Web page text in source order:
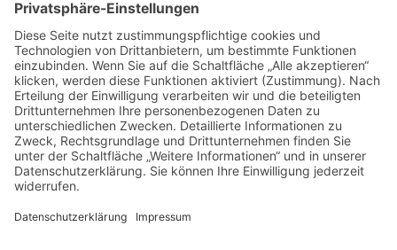
Vendée Atlantik zu jeder Jahreszeit
Im Südtiroler Eggental werden Berge zum Erlebnis
Hamburgs